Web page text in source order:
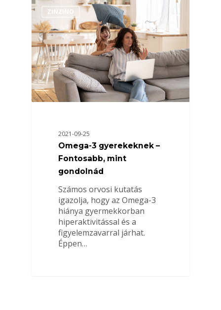
ZINZINO
2021-09-25
Omega-3 gyerekeknek –
Fontosabb, mint
gondolnád
Számos orvosi kutatás
igazolja, hogy az Omega-3
hiánya gyermekkorban
hiperaktivitással és a
figyelemzavarral járhat.
Éppen…